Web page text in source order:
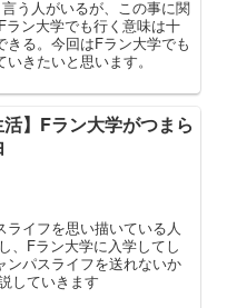
う人がいるが、この事に関
ン大学でも行く意味は十
る。今回はFラン大学でも
きたいと思います。
活】Fラン大学がつまら
イフを思い描いている人
、Fラン大学に入学してし
ンパスライフを送れないか
していきます